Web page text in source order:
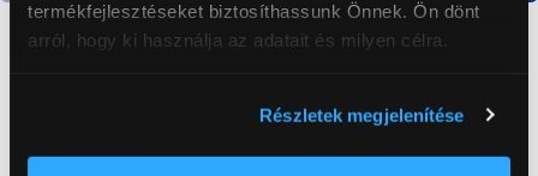
termékfejlesztéseket biztosíthassunk Önnek. Ön dönt
arról, hogy ki használja az adatait és milyen célra.
elhelyezkedéséről pár méteres pontossággal
Részletek megjelenítése
Clean 600 vezeték nélküli